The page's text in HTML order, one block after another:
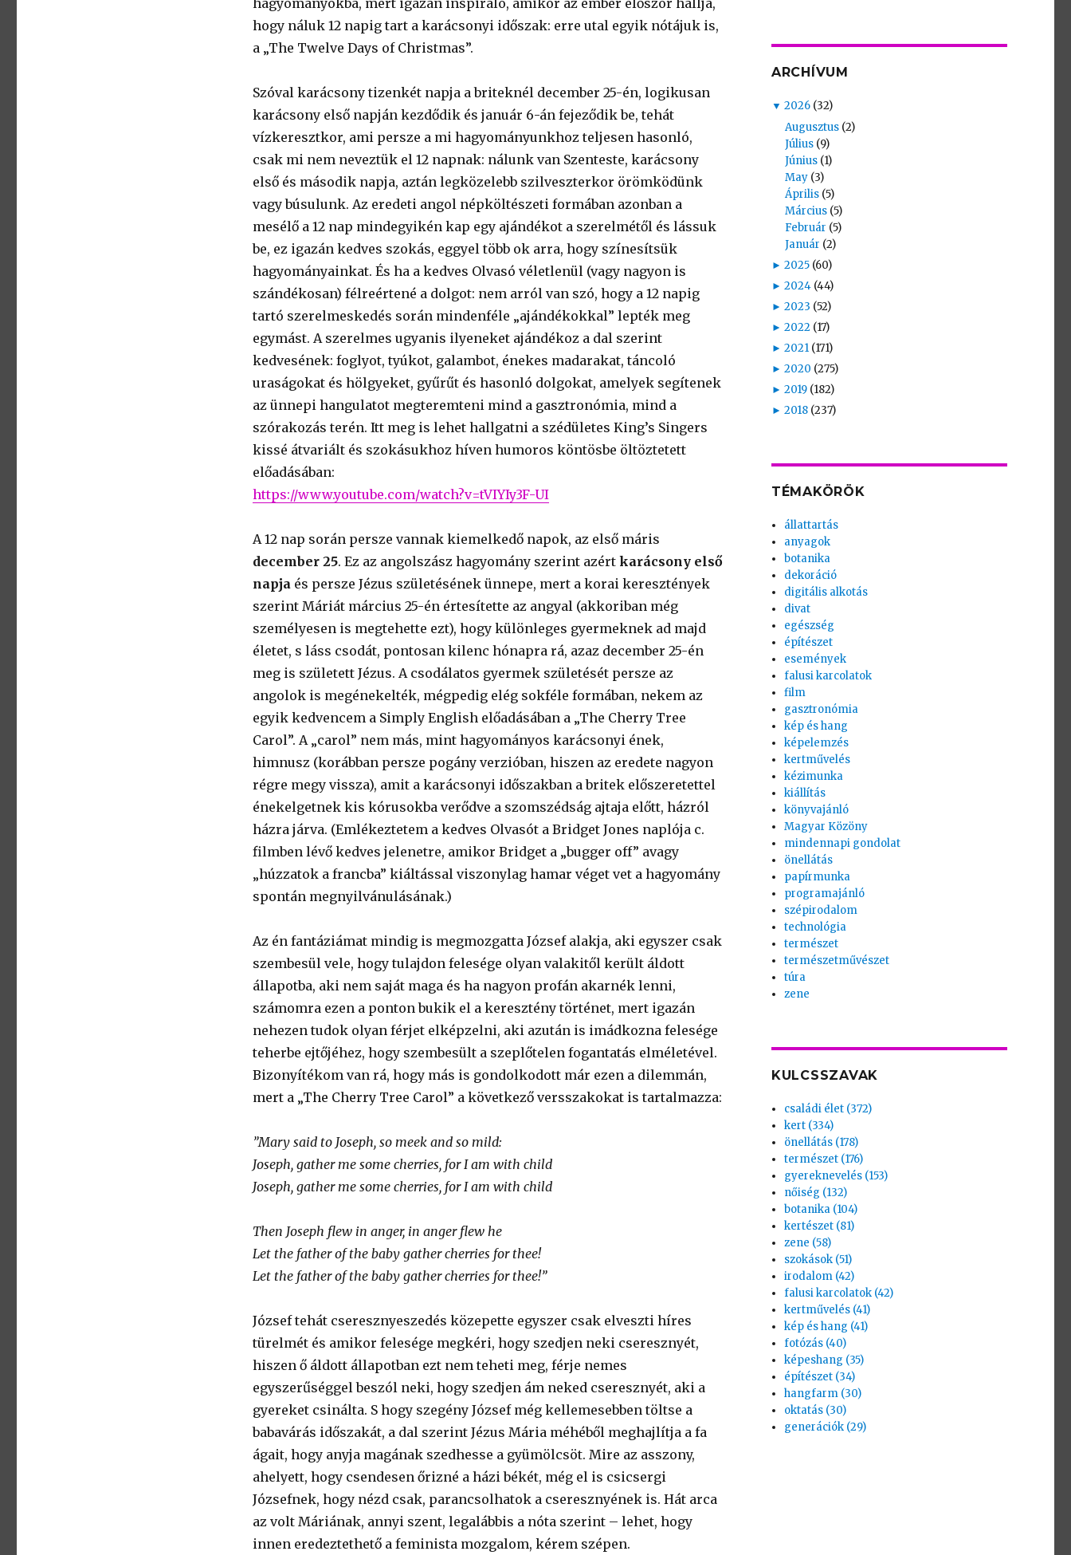
hagyományokba, mert igazán inspiráló, amikor az ember először hallja,
hogy náluk 12 napig tart a karácsonyi időszak: erre utal egyik nótájuk is,
a „The Twelve Days of Christmas”.
Szóval karácsony tizenkét napja a briteknél december 25-én, logikusan
karácsony első napján kezdődik és január 6-án fejeződik be, tehát
vízkeresztkor, ami persze a mi hagyományunkhoz teljesen hasonló,
csak mi nem neveztük el 12 napnak: nálunk van Szenteste, karácsony
első és második napja, aztán legközelebb szilveszterkor örömködünk
vagy búsulunk. Az eredeti angol népköltészeti formában azonban a
mesélő a 12 nap mindegyikén kap egy ajándékot a szerelmétől és lássuk
be, ez igazán kedves szokás, eggyel több ok arra, hogy színesítsük
hagyományainkat. És ha a kedves Olvasó véletlenül (vagy nagyon is
szándékosan) félreértené a dolgot: nem arról van szó, hogy a 12 napig
tartó szerelmeskedés során mindenféle „ajándékokkal” lepték meg
egymást. A szerelmes ugyanis ilyeneket ajándékoz a dal szerint
kedvesének: foglyot, tyúkot, galambot, énekes madarakat, táncoló
uraságokat és hölgyeket, gyűrűt és hasonló dolgokat, amelyek segítenek
az ünnepi hangulatot megteremteni mind a gasztronómia, mind a
szórakozás terén. Itt meg is lehet hallgatni a szédületes King’s Singers
kissé átvariált és szokásukhoz híven humoros köntösbe öltöztetett
előadásában:
https://www.youtube.com/watch?v=tVIYIy3F-UI
A 12 nap során persze vannak kiemelkedő napok, az első máris
december 25. Ez az angolszász hagyomány szerint azért karácsony első
napjaés persze Jézus születésének ünnepe, mert a korai keresztények
szerint Máriát március 25-én értesítette az angyal (akkoriban még
személyesen is megtehette ezt), hogy különleges gyermeknek ad majd
életet, s láss csodát, pontosan kilenc hónapra rá, azaz december 25-én
meg is született Jézus. A csodálatos gyermek születését persze az
angolok is megénekelték, mégpedig elég sokféle formában, nekem az
egyik kedvencem a Simply English előadásában a „The Cherry Tree
Carol”. A „carol” nem más, mint hagyományos karácsonyi ének,
himnusz (korábban persze pogány verzióban, hiszen az eredete nagyon
régre megy vissza), amit a karácsonyi időszakban a britek előszeretettel
énekelgetnek kis kórusokba verődve a szomszédság ajtaja előtt, házról
házra járva. (Emlékeztetem a kedves Olvasót a Bridget Jones naplója c.
filmben lévő kedves jelenetre, amikor Bridget a „bugger off” avagy
„húzzatok a francba” kiáltással viszonylag hamar véget vet a hagyomány
spontán megnyilvánulásának.)
Az én fantáziámat mindig is megmozgatta József alakja, aki egyszer csak
szembesül vele, hogy tulajdon felesége olyan valakitől került áldott
állapotba, aki nem saját maga és ha nagyon profán akarnék lenni,
számomra ezen a ponton bukik el a keresztény történet, mert igazán
nehezen tudok olyan férjet elképzelni, aki azután is imádkozna felesége
teherbe ejtőjéhez, hogy szembesült a szeplőtelen fogantatás elméletével.
Bizonyítékom van rá, hogy más is gondolkodott már ezen a dilemmán,
mert a „The Cherry Tree Carol” a következő versszakokat is tartalmazza:
”Mary said to Joseph, so meek and so mild:
Joseph, gather me some cherries, for I am with child
Joseph, gather me some cherries, for I am with child
Then Joseph flew in anger, in anger flew he
Let the father of the baby gather cherries for thee!
Let the father of the baby gather cherries for thee!”
József tehát cseresznyeszedés közepette egyszer csak elveszti híres
türelmét és amikor felesége megkéri, hogy szedjen neki cseresznyét,
hiszen ő áldott állapotban ezt nem teheti meg, férje nemes
egyszerűséggel beszól neki, hogy szedjen ám neked cseresznyét, aki a
gyereket csinálta. S hogy szegény József még kellemesebben töltse a
babavárás időszakát, a dal szerint Jézus Mária méhéből meghajlítja a fa
ágait, hogy anyja magának szedhesse a gyümölcsöt. Mire az asszony,
ahelyett, hogy csendesen őrizné a házi békét, még el is csicsergi
Józsefnek, hogy nézd csak, parancsolhatok a cseresznyének is. Hát arca
az volt Máriának, annyi szent, legalábbis a nóta szerint – lehet, hogy
innen eredeztethető a feminista mozgalom, kérem szépen.
ARCHÍVUM
▼ 2026 (32)
Augusztus (2)
Július (9)
Június (1)
May (3)
Április (5)
Március (5)
Február (5)
Január (2)
► 2025 (60)
► 2024 (44)
► 2023 (52)
► 2022 (17)
► 2021 (171)
► 2020 (275)
► 2019 (182)
► 2018 (237)
TÉMAKÖRÖK
állattartás
anyagok
botanika
dekoráció
digitális alkotás
divat
egészség
építészet
események
falusi karcolatok
film
gasztronómia
kép és hang
képelemzés
kertművelés
kézimunka
kiállítás
könyvajánló
Magyar Közöny
mindennapi gondolat
önellátás
papírmunka
programajánló
szépirodalom
technológia
természet
természetművészet
túra
zene
KULCSSZAVAK
családi élet (372)
kert (334)
önellátás (178)
természet (176)
gyereknevelés (153)
nőiség (132)
botanika (104)
kertészet (81)
zene (58)
szokások (51)
irodalom (42)
falusi karcolatok (42)
kertművelés (41)
kép és hang (41)
fotózás (40)
képeshang (35)
építészet (34)
hangfarm (30)
oktatás (30)
generációk (29)